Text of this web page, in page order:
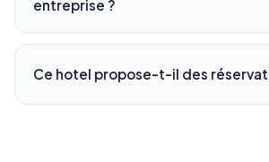
entreprise ?
Ce hotel propose-t-il des